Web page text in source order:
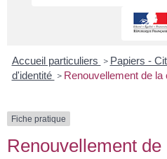
Accueil particuliers > Papiers -
d'identité > Renouvellement de
Fiche pratique
Renouvellement de